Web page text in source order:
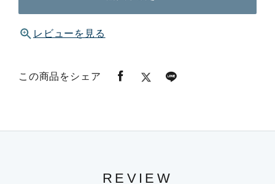
レビューを見る
この商品をシェア
REVIEW